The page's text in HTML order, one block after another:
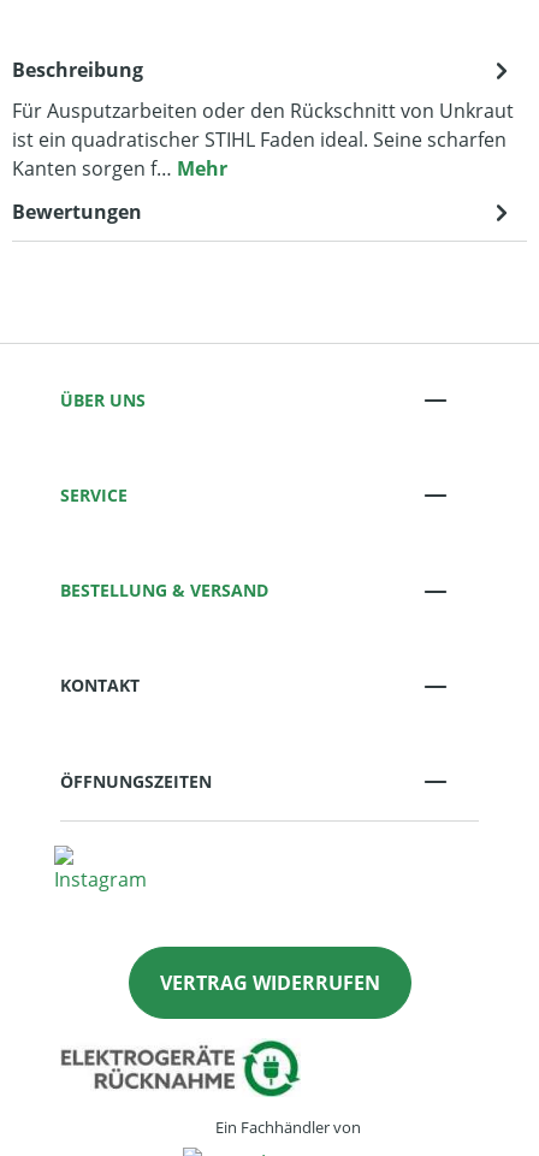
Beschreibung
Für Ausputzarbeiten oder den Rückschnitt von Unkraut
ist ein quadratischer STIHL Faden ideal. Seine scharfen
Kanten sorgen f… Mehr
Bewertungen
ÜBER UNS
SERVICE
BESTELLUNG & VERSAND
KONTAKT
ÖFFNUNGSZEITEN
VERTRAG WIDERRUFEN
Ein Fachhändler von